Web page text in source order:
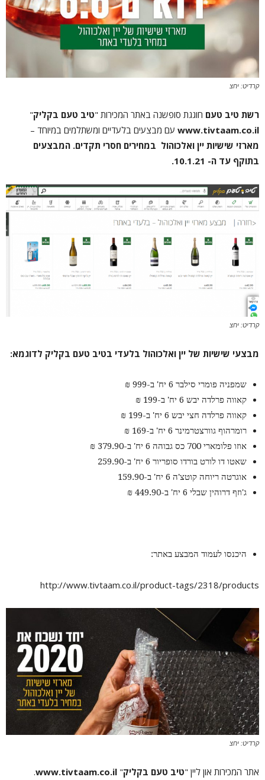
קרדיט: יחצ
רשת טיב טעם חוגגת סופשנה באתר המכירות "טיב טעם בקליק"
www.tivtaam.co.il עם מבצעים בלעדיים ומשתלמים במיוחד –
מארזי שישיות יין ואלכוהול במחירים חסרי תקדים. המבצעים
בתוקף עד ה- 10.1.21.
קרדיט: יחצ
מבצעי שישיות של יין ואלכוהול בלעדי בטיב טעם בקליק לדוגמא:
שמפניה פומרי סילבר 6 יח' ב-999 ₪
קאווה פרלדה יבש 6 יח' ב-199 ₪
קאווה פרלדה חצי יבש 6 יח' ב-199 ₪
רומרהוף גוורצטרמינר 6 יח' ב-169 ₪
אוזו פלומארי 700 כס גבוהה 6 יח' ב-379.90 ₪
שאטו דו לורט בורדו סופריור 6 יח' ב-259.90
אוגרטה ריוחה קוטצ'ה 6 יח' ב-159.90
ג'וזף דרוהין שבלי 6 יח' ב-449.90 ₪
היכנסו לעמוד המבצע באתר:
http://www.tivtaam.co.il/product-tags/2318/products
קרדיט: יחצ
אתר המכירות און ליין "טיב טעם בקליק"
www.tivtaam.co.il
.